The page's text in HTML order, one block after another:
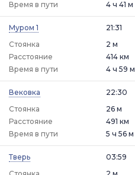
Время в пути
4 ч 41 м
Муром 1
21:31
Стоянка
2 м
Расстояние
414 км
Время в пути
4 ч 59 м
Вековка
22:30
Стоянка
26 м
Расстояние
491 км
Время в пути
5 ч 56 м
Тверь
03:59